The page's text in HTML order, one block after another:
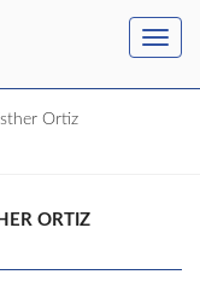
Ortiz
ORTIZ